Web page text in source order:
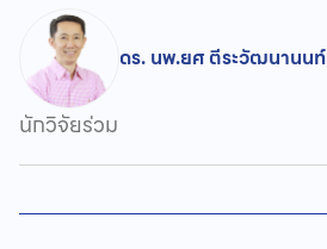
ดร. นพ.ยศ ตีระวัฒนานนท์
นักวิจัยร่วม